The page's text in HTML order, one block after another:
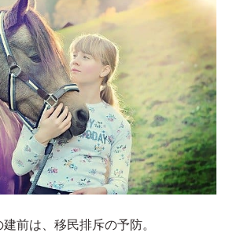
前は、移民排斥の予防。